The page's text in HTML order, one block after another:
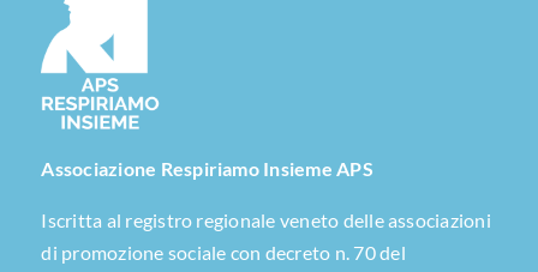
Associazione Respiriamo Insieme APS
Iscritta al registro regionale veneto delle associazioni
di promozione sociale con decreto n. 70 del